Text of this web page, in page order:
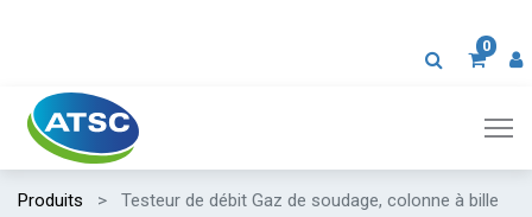
0
Produits Testeur de débit Gaz de soudage, colonne à bille